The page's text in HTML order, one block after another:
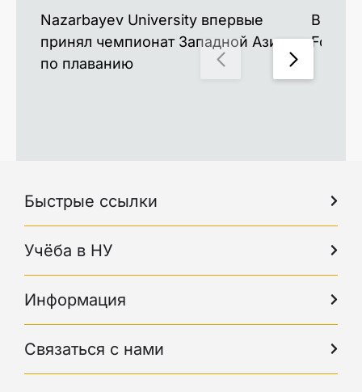
Nazarbayev University впервые
принял чемпионат Западной Азии
по плаванию
Быстрые ссылки
Учёба в НУ
Информация
Связаться с нами